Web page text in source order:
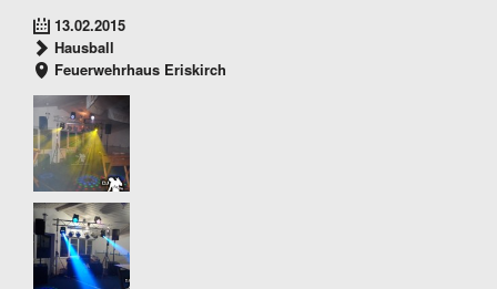
13.02.2015
Hausball
Feuerwehrhaus Eriskirch